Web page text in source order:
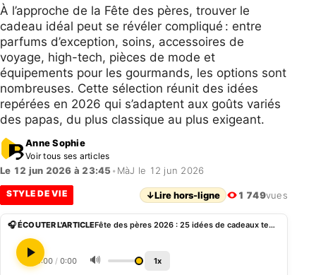
À l’approche de la Fête des pères, trouver le
cadeau idéal peut se révéler compliqué : entre
parfums d’exception, soins, accessoires de
voyage, high-tech, pièces de mode et
équipements pour les gourmands, les options sont
nombreuses. Cette sélection réunit des idées
repérées en 2026 qui s’adaptent aux goûts variés
des papas, du plus classique au plus exigeant.
Anne Sophie
Voir tous ses articles
Le 12 jun 2026 à 23:45 • MàJ le 12 jun 2026
STYLE DE VIE ↓Lire hors-ligne 1 749vues
🎧 ÉCOUTER L'ARTICLE Fête des pères 2026 : 25 idées de cadeaux tendance pour tous les profils de papa
0:00 / 0:00 🔊 1x